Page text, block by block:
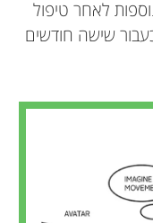
לאחר טיפול
שישה חודשים